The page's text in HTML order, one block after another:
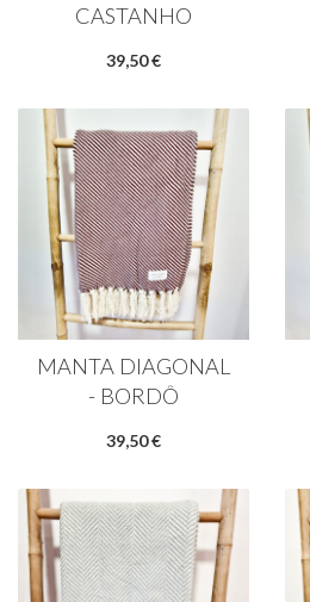
CASTANHO
39,50 €
MANTA DIAGONAL
- BORDÔ
39,50 €